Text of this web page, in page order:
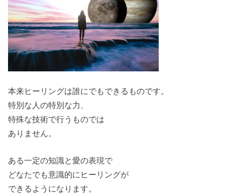
本来ヒーリングは誰にでもできるものです。
特別な人の特別な力、
特殊な技術で行うものでは
ありません。
ある一定の知識と愛の表現で
どなたでも意識的にヒーリングが
できるようになります。